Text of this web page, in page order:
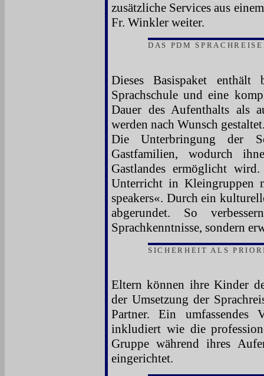
zusätzliche Services aus
Fr. Winkler weiter.
DAS PDM
Dieses Basispaket
Sprachschule und eine
Dauer des Aufenthalts als
werden nach Wunsch
Die Unterbringung der
Gastfamilien, wodurch
Gastlandes ermöglicht
Unterricht in Kleingruppen
speakers«. Durch ein
abgerundet. So
Sprachkenntnisse, sondern
SICHERHEIT ALS
Eltern können ihre Kinder
der Umsetzung der
Partner. Ein umfassendes
inkludiert wie die
Gruppe während ihres
eingerichtet.